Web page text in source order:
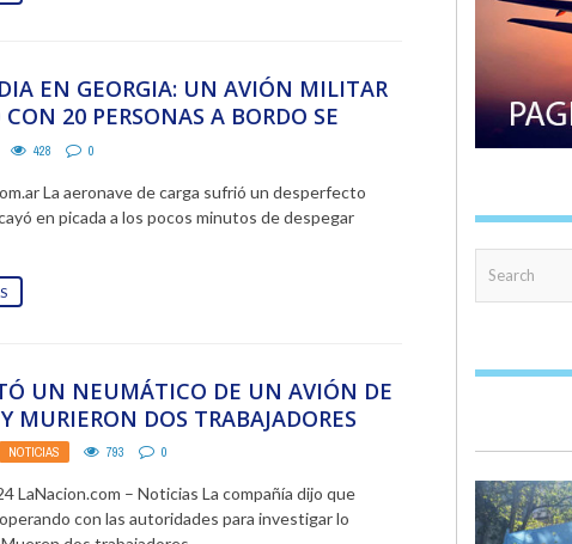
EN GEORGIA: UN AVIÓN MILITAR
20 PERSONAS A BORDO SE
TRAS ...
428 0
La aeronave de carga sufrió un desperfecto
en picada a los pocos minutos de despegar
UN NEUMÁTICO DE UN AVIÓN DE
MURIERON DOS TRABAJADORES
AEROPUERTO ...
NOTICIAS 793 0
LaNacion.com – Noticias La compañía dijo que
con las autoridades para investigar lo